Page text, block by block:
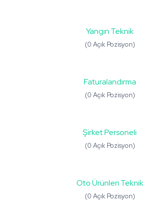
Yangın Teknik
(0 Açık Pozisyon)
Faturalandırma
(0 Açık Pozisyon)
Şirket Personeli
(0 Açık Pozisyon)
Oto Ürünleri Teknik
(0 Açık Pozisyon)